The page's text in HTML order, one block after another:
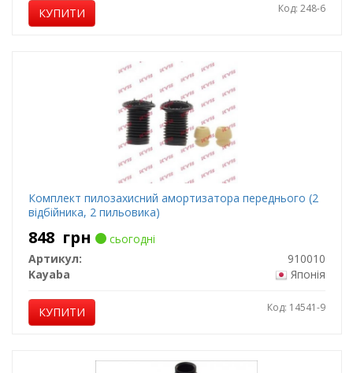
КУПИТИ Код: 248-6
Комплект пилозахисний амортизатора переднього (2
відбійника, 2 пильовика)
848 грн
сьогодні
Артикул:
910010
Kayaba
Японія
КУПИТИ Код: 14541-9